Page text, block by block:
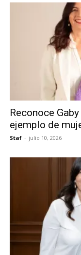
Reconoce
ejemplo de
Staf - julio 10, 2026